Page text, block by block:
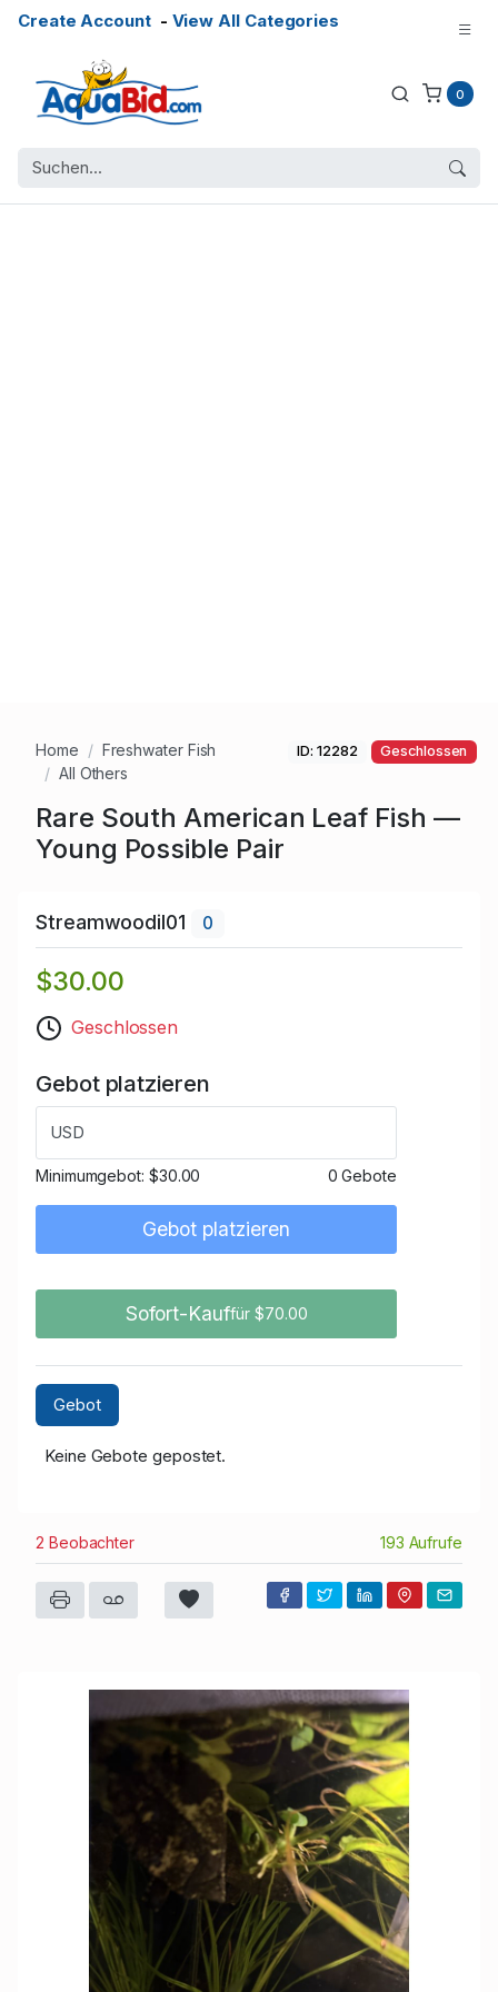
Create Account- View All Categories
0
Home
Freshwater Fish
All Others
ID: 12282 Geschlossen
Rare South American Leaf Fish —
Young Possible Pair
Streamwoodil01 0
$30.00
Geschlossen
Gebot platzieren
USD
Minimumgebot: $30.00 0 Gebote
Gebot platzieren
Sofort-Kauffür $70.00
Gebot
Keine Gebote gepostet.
2 Beobachter 193 Aufrufe